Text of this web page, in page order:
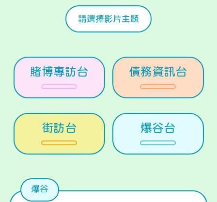
請選擇影片主題
賭博專訪台 債務資訊台
街訪台 爆谷台
爆谷